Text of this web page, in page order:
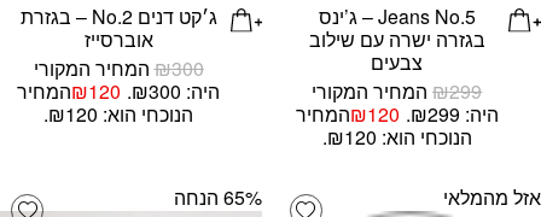
Jeans No.5 – ג’ינס
בגזרה ישרה עם שילוב
צבעים
₪299
המחיר המקורי
היה: ₪299.
₪120
המחיר
הנוכחי הוא: ₪120.
ג׳קט דנים No.2 – בגזרת
אוברסייז
₪300
המחיר המקורי
היה: ₪300.
₪120
המחיר
הנוכחי הוא: ₪120.
Add wishlist אזל מהמלאי ‫65% הנחה